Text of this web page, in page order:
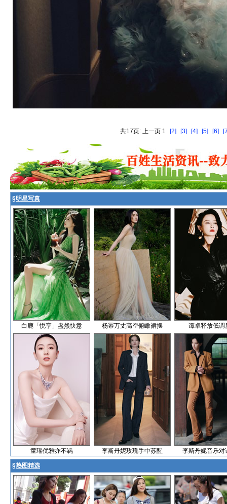
共17页: 上一页 1 [2] [3] [4] [5] [6]
§明星写真
白鹿「悦享」盎然快意 杨幂万丈高空俯瞰裙摆 谭卓释放低调
童瑶优雅亦不羁 李斯丹妮玫瑰手中苏醒 李斯丹妮音乐对
§热图精选